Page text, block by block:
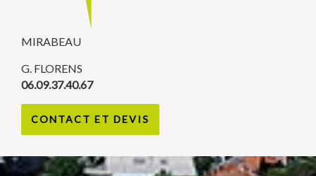
MIRABEAU
G. FLORENS
06.09.37.40.67
CONTACT ET DEVIS